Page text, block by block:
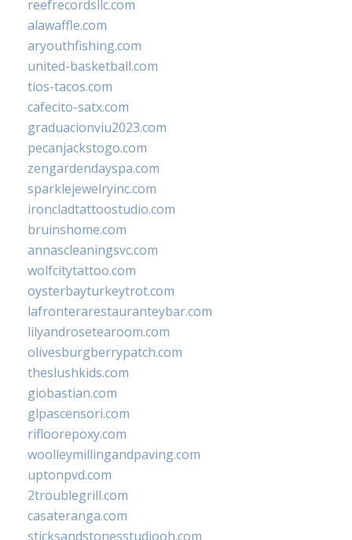
reefrecordsllc.com
alawaffle.com
aryouthfishing.com
united-basketball.com
tios-tacos.com
cafecito-satx.com
graduacionviu2023.com
pecanjackstogo.com
zengardendayspa.com
sparklejewelryinc.com
ironcladtattoostudio.com
bruinshome.com
annascleaningsvc.com
wolfcitytattoo.com
oysterbayturkeytrot.com
lafronterarestauranteybar.com
lilyandrosetearoom.com
olivesburgberrypatch.com
theslushkids.com
giobastian.com
glpascensori.com
rifloorepoxy.com
woolleymillingandpaving.com
uptonpvd.com
2troublegrill.com
casateranga.com
sticksandstonesstudiooh.com